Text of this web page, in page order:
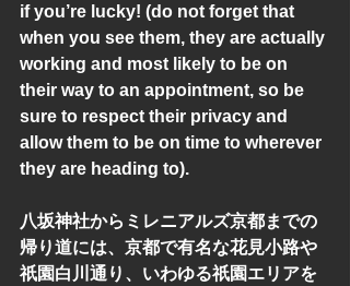
if you’re lucky! (do not forget that
when you see them, they are actually
working and most likely to be on
their way to an appointment, so be
sure to respect their privacy and
allow them to be on time to wherever
they are heading to).
八坂神社からミレニアルズ京都までの
帰り道には、京都で有名な花見小路や
祇園白川通り、いわゆる祇園エリアを